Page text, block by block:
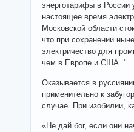
энерготарифы в России
настоящее время
Московской области
что при сохранении
электричество для
чем в Европе и США. "
Оказывается в
применительно к
случае. При изобилии,
«Не дай бог, если они